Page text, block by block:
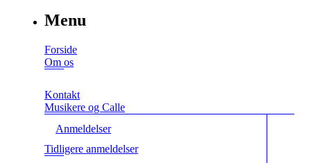
Menu
Forside
Om os
Kontakt
Musikere og Calle
Anmeldelser
Tidligere anmeldelser